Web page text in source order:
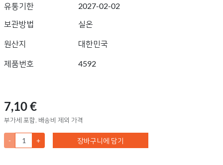
유통기한
2027-02-02
보관방법
실온
원산지 대한민국
제품번호 4592
7,10 €
부가세 포함, 배송비 제외 가격
- + 장바구니에 담기